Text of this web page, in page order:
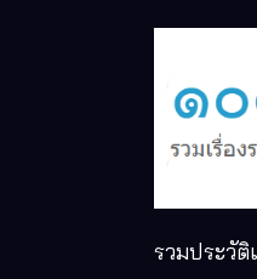
รวมประวั